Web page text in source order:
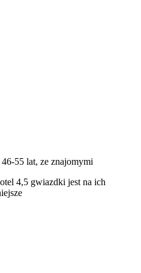
46-55 lat, ze znajomymi
4,5 gwiazdki jest na ich